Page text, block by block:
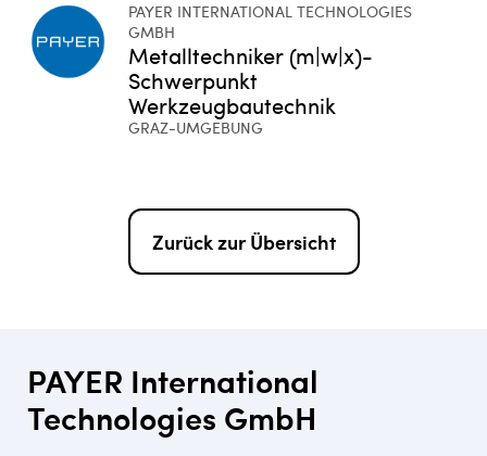
PAYER INTERNATIONAL TECHNOLOGIES
GMBH
Metalltechniker (m|w|x)-
Schwerpunkt
Werkzeugbautechnik
GRAZ-UMGEBUNG
Zurück zur Übersicht
PAYER International
Technologies GmbH